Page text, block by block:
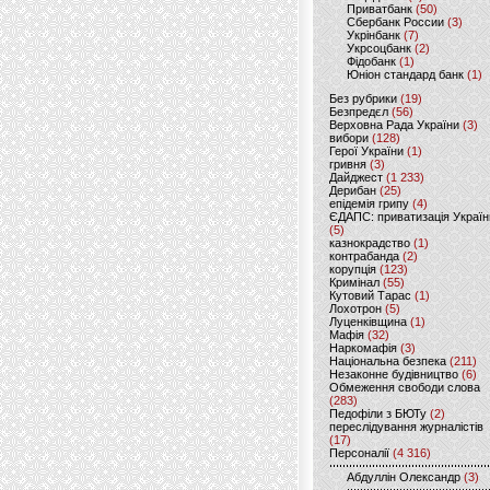
Приватбанк (50)
Сбербанк России (3)
Укрінбанк(7)
Укрсоцбанк (2)
Фідобанк (1)
Юніон стандард банк(1)
Без рубрики (19)
Безпредєл(56)
Верховна Рада України (3)
вибори(128)
Герої України(1)
гривня (3)
Дайджест (1 233)
Дерибан (25)
епідемія грипу (4)
ЄДАПС: приватизація
(5)
казнокрадство (1)
контрабанда (2)
корупція (123)
Кримінал (55)
Кутовий Тарас (1)
Лохотрон(5)
Луценківщина (1)
Мафія (32)
Наркомафія (3)
Національна безпека (211)
Незаконне будівництво(6)
Обмеження свободи слова
(283)
Педофіли з БЮТу (2)
переслідування журналістів
(17)
Персоналії (4 316)
Абдуллін Олександр (3)